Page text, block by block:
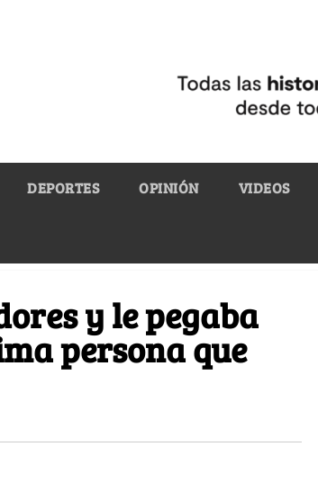
DEPORTES OPINIÓN VIDEOS
y le pegaba
persona que